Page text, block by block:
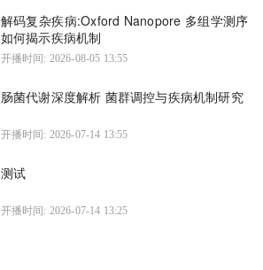
解码复杂疾病:Oxford Nanopore 多组学测序
如何揭示疾病机制
开播时间: 2026-08-05 13:55
肠菌代谢深度解析 菌群调控与疾病机制研究
开播时间: 2026-07-14 13:55
测试
开播时间: 2026-07-14 13:25